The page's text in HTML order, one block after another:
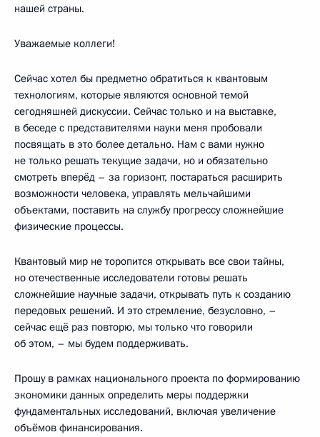
нашей страны.
Уважаемые коллеги!
Сейчас хотел бы предметно обратиться к квантовым
технологиям, которые являются основной темой
сегодняшней дискуссии. Сейчас только и на выставке,
в беседе с представителями науки меня пробовали
посвящать в это более детально. Нам с вами нужно
не только решать текущие задачи, но и обязательно
смотреть вперёд – за горизонт, постараться расширить
возможности человека, управлять мельчайшими
объектами, поставить на службу прогрессу сложнейшие
физические процессы.
Квантовый мир не торопится открывать все свои тайны,
но отечественные исследователи готовы решать
сложнейшие научные задачи, открывать путь к созданию
передовых решений. И это стремление, безусловно, –
сейчас ещё раз повторю, мы только что говорили
об этом, – мы будем поддерживать.
Прошу в рамках национального проекта по формированию
экономики данных определить меры поддержки
фундаментальных исследований, включая увеличение
объёмов финансирования.